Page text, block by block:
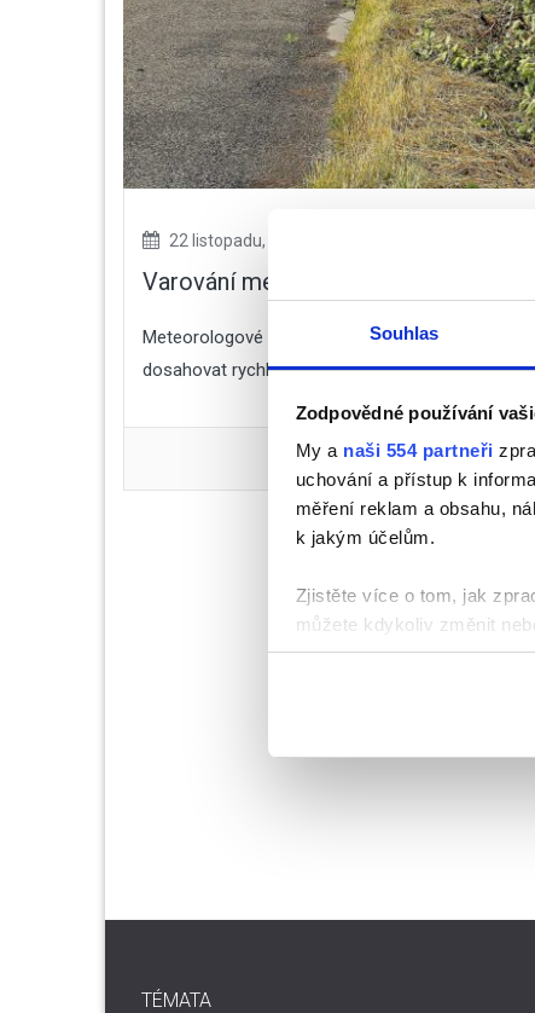
Souhlas
Zodpovědné používání
My a naši 554 partneři
uchování a přístup k
měření reklam a obsahu,
k jakým účelům.
Zjistěte více o tom, jak
můžete kdykoliv změnit
K personalizaci obsahu a
cookie. Informace o tom,
22 listopadu, 2023
Varování meteorologů. Česko ve
Meteorologové vydali varování před silným
dosahovat rychlosti až 70 Km/h a na horách
TÉMATA